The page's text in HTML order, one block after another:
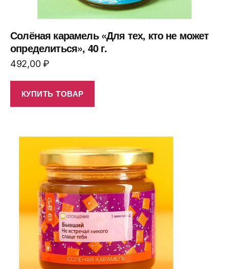
Солёная карамель «Для тех, кто не может
определиться», 40 г.
492,00₽
КУПИТЬ ТОВАР